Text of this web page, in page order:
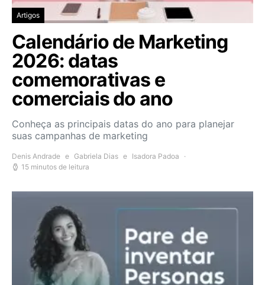
Artigos
Calendário de Marketing
2026: datas
comemorativas e
comerciais do ano
Conheça as principais datas do ano para planejar
suas campanhas de marketing
Denis Andrade e Gabriela Dias e Isadora Padoa
15 minutos de leitura